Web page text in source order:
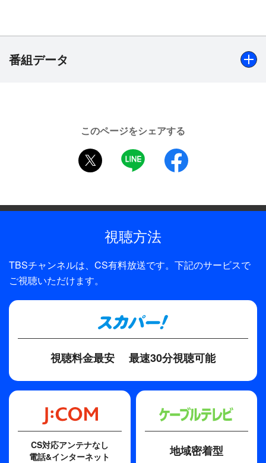
もに存分にお楽しみ頂きたい。まさに永久保存版の
特別番組をどうぞ、お見逃しなく。
〈指揮〉長洲忠彦
構成／保富康午
演出／小松敬
番組データ
美空ひばり／【司会】鈴木治彦
TBS
ディレクター・監督
演出／小松敬、構成／保富康午、音楽／半間巖一
このページをシェアする
twitter
LINE
視聴方法
TBSチャンネルは、CS有料放送です。下記のサービスで
ご視聴いただけます。
視聴料金最安 最速30分視聴可能
CS対応アンテナなし
電話&インターネット
地域密着型